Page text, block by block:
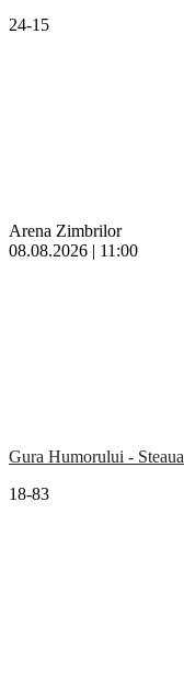
24-15
Arena Zimbrilor
08.08.2026 | 11:00
Gura Humorului - Steaua
18-83